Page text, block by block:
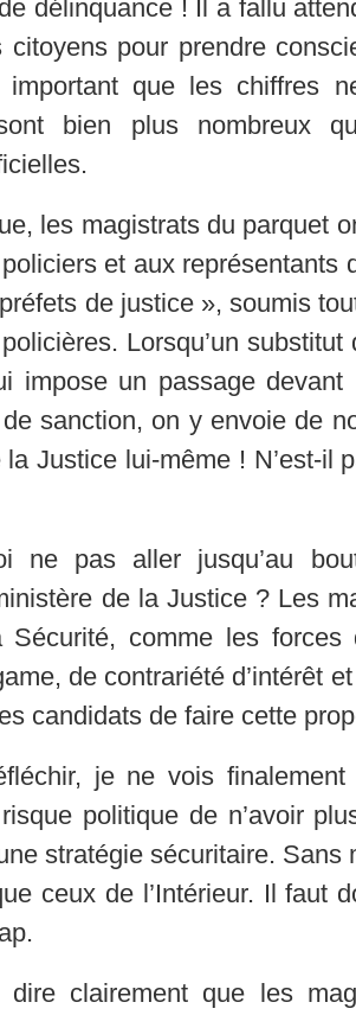
délinquance ! Il a fallu
citoyens pour prendre
important que les chiffres
bien plus nombreux
les magistrats du parquet
et aux représentants
de justice », soumis
Lorsqu’un
impose un passage
sanction, on y envoie de
Justice lui-même ! N’est-il
ne pas aller jusqu’au
de la Justice ? Les
Sécurité, comme les forces
de contrariété d’intérêt
candidats de faire cette
je ne vois
politique de n’avoir
stratégie sécuritaire.
ceux de l’Intérieur. Il faut
dire clairement que les